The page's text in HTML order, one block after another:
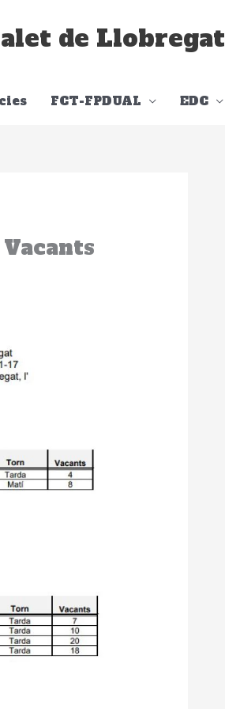
de Llobregat
FCT-FPDUAL EDC